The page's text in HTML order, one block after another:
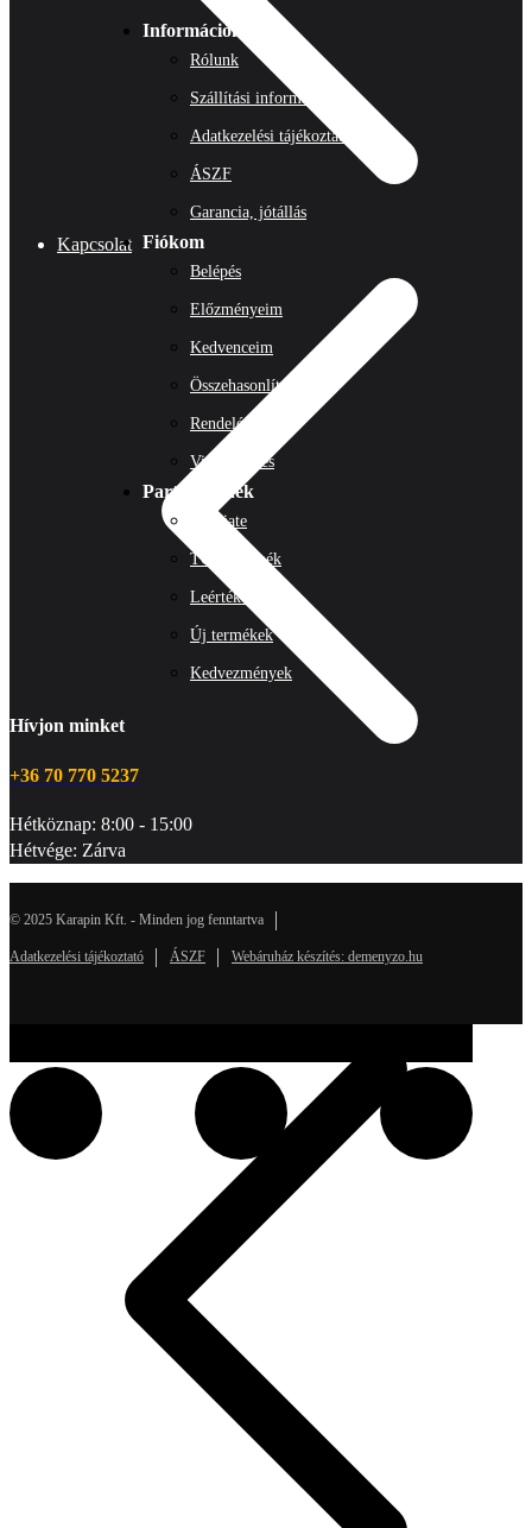
Kapcsolat
Információk
Rólunk
Szállítási információk
Adatkezelési tájékoztató
ÁSZF
Garancia, jótállás
Fiókom
Belépés
Előzményeim
Kedvenceim
Összehasonlítás
Rendeléseim
Visszaküldés
Partnereknek
Affiliate
TOP5 termék
Leértékelések
Új termékek
Kedvezmények
Hívjon minket
+36 70 770 5237
Hétköznap: 8:00 - 15:00
Hétvége: Zárva
© 2025 Karapin Kft. - Minden jog fenntartva
Adatkezelési tájékoztató ÁSZF Webáruház készítés: demenyzo.hu